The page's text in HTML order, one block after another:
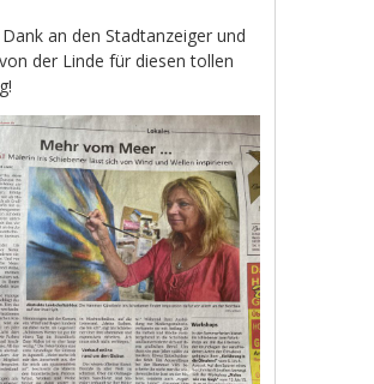
an den Stadtanzeiger und
der Linde für diesen tollen